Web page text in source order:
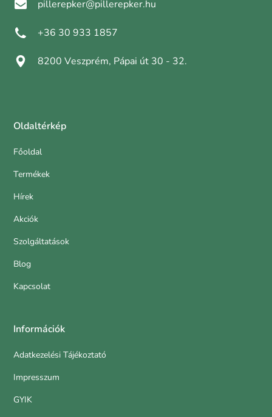
pillerepker@pillerepker.hu
+36 30 933 1857
8200 Veszprém, Pápai út 30 - 32.
Oldaltérkép
Főoldal
Termékek
Hírek
Akciók
Szolgáltatások
Blog
Kapcsolat
Információk
Adatkezelési Tájékoztató
Impresszum
GYIK